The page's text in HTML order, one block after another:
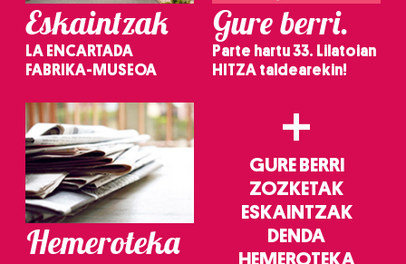
Eskaintzak
LA ENCARTADA
FABRIKA-MUSEOA
Gure berri.
Parte hartu 33. Lilatoian
HITZA taldearekin!
Hemeroteka
+
GURE BERRI
ZOZKETAK
ESKAINTZAK
DENDA
HEMEROTEKA